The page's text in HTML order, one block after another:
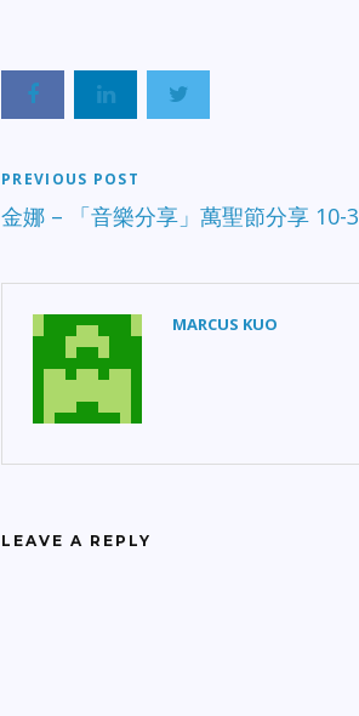
人$40。報名註冊截止日：11月10
日。 聯繫人： 徐秋容：(408) 335-
9777 蔡彩霞：(408) 887-2228 更多
PREVIOUS POST
金娜 – 「音樂分享」萬聖節分享 10-
MARCUS KUO
LEAVE A REPLY